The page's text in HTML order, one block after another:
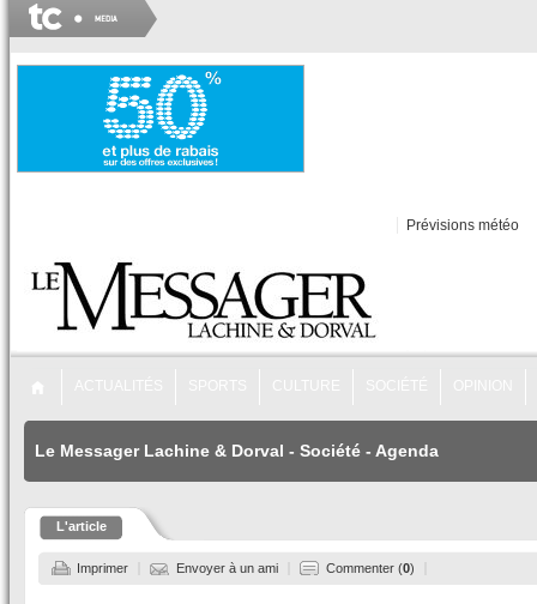
Prévisions météo
Le Messager Lachine & Dorval - Société - Agenda
L'article
Imprimer Envoyer à un ami Commenter (0)